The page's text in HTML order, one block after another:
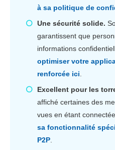
à sa politique de
Une sécurité solide.
garantissent que
informations
optimiser votre
renforcée ici.
Excellent pour les
affiché certaines des
vues en étant
sa fonctionnalité
P2P.